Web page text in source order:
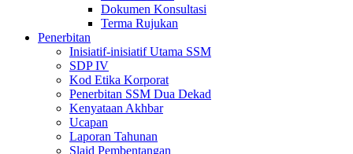
Dokumen Konsultasi
Terma Rujukan
Penerbitan
Inisiatif-inisiatif Utama SSM
SDP IV
Kod Etika Korporat
Penerbitan SSM Dua Dekad
Kenyataan Akhbar
Ucapan
Laporan Tahunan
Slaid Pembentangan